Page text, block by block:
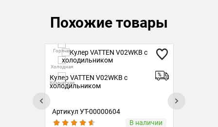
Похожие товары
Горячая
Холодная
Комнатная
Кулер VATTEN V02WKB с
холодильником
Артикул УТ-00000604
В наличии